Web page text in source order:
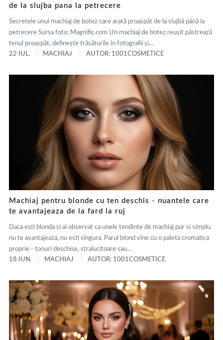
de la slujba pana la petrecere
Secretele unui machiaj de botez care arată proaspăt de la slujbă până la
petrecere Sursa foto: Magnific.com Un machiaj de botez reușit păstrează
tenul proaspăt, definește trăsăturile în fotografii și...
22 IUL.
MACHIAJ AUTOR: 1001COSMETICE
Machiaj pentru blonde cu ten deschis - nuantele care
te avantajeaza de la fard la ruj
Daca esti blonda si ai observat ca unele tendinte de machiaj pur si simplu
nu te avantajeaza, nu esti singura. Parul blond vine cu o paleta cromatica
proprie - tonuri deschise, stralucitoare sau...
18 IUN.
MACHIAJ AUTOR: 1001COSMETICE